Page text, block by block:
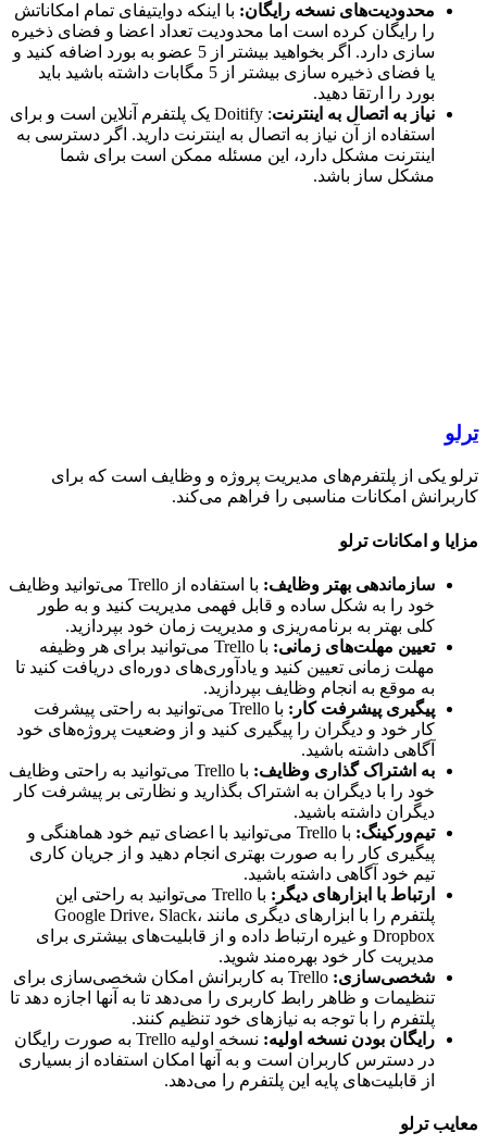
محدودیت‌های نسخه رایگان :با اینکه دوایتیفای تمام امکاناتش
را رایگان کرده است اما محدودیت تعداد اعضا و فضای ذخیره
سازی دارد. اگر بخواهید بیشتر از 5 عضو به بورد اضافه کنید و
یا فضای ذخیره سازی بیشتر از 5 مگابات داشته باشید باید
بورد را ارتقا دهید.
نیاز به اتصال به اینترنت
: Doitify یک پلتفرم آنلاین است و برای
استفاده از آن نیاز به اتصال به اینترنت دارید. اگر دسترسی به
اینترنت مشکل دارد، این مسئله ممکن است برای شما
مشکل ساز باشد.
یکی از پلتفرم‌های مدیریت پروژه و وظایف است که برای
امکانات مناسبی را فراهم می‌کند.
و امکانات ترلو
سازماندهی بهتر وظایف:
با استفاده از Trello می‌توانید وظایف
خود را به شکل ساده و قابل فهمی مدیریت کنید و به طور
کلی بهتر به برنامه‌ریزی و مدیریت زمان خود بپردازید.
تعیین مهلت‌های زمانی :
با Trello می‌توانید برای هر وظیفه
مهلت زمانی تعیین کنید و یادآوری‌های دوره‌ای دریافت کنید تا
به موقع به انجام وظایف بپردازید.
پیگیری پیشرفت کار:
با Trello می‌توانید به راحتی پیشرفت
کار خود و دیگران را پیگیری کنید و از وضعیت پروژه‌های خود
آگاهی داشته باشید.
به اشتراک گذاری وظایف:
با Trello می‌توانید به راحتی وظایف
خود را با دیگران به اشتراک بگذارید و نظارتی بر پیشرفت کار
دیگران داشته باشید.
تیم‌ورکینگ:
با Trello می‌توانید با اعضای تیم خود هماهنگی و
پیگیری کار را به صورت بهتری انجام دهید و از جریان کاری
تیم خود آگاهی داشته باشید.
ارتباط با ابزارهای دیگر :
با Trello می‌توانید به راحتی این
پلتفرم را با ابزارهای دیگری مانند Google Drive، Slack،
Dropbox و غیره ارتباط داده و از قابلیت‌های بیشتری برای
مدیریت کار خود بهره‌مند شوید.
شخصی‌سازی:
Trello به کاربرانش امکان شخصی‌سازی برای
تنظیمات و ظاهر رابط کاربری را می‌دهد تا به آنها اجازه دهد تا
پلتفرم را با توجه به نیازهای خود تنظیم کنند.
رایگان بودن نسخه اولیه
نسخه اولیه Trello به صورت رایگان
در دسترس کاربران است و به آنها امکان استفاده از بسیاری
از قابلیت‌های پایه این پلتفرم را می‌دهد.
ترلو